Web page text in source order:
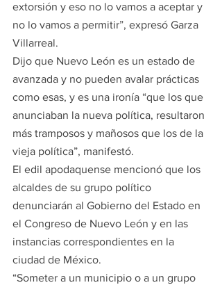
extorsión y eso no lo vamos a aceptar y
no lo vamos a permitir”, expresó Garza
Villarreal.
Dijo que Nuevo León es un estado de
avanzada y no pueden avalar prácticas
como esas, y es una ironía “que los que
anunciaban la nueva política, resultaron
más tramposos y mañosos que los de la
vieja política”, manifestó.
El edil apodaquense mencionó que los
alcaldes de su grupo político
denunciarán al Gobierno del Estado en
el Congreso de Nuevo León y en las
instancias correspondientes en la
ciudad de México.
“Someter a un municipio o a un grupo